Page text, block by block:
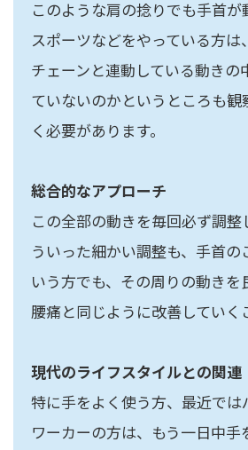
このような肩の捻りでも手首が
スポーツなどをやっている方は
チェーンと連動している動きの
ていないのかというところも観
く必要があります。
総合的なアプローチ
この全部の動きを毎回必ず調整
ういった細かい調整も、手首の
いう方でも、その周りの動きを
腰痛と同じように改善していく
現代のライフスタイルとの関連
特に手をよく使う方、最近では
ワーカーの方は、もう一日中手